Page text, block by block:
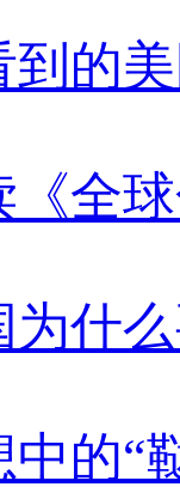
的
全
什
的“